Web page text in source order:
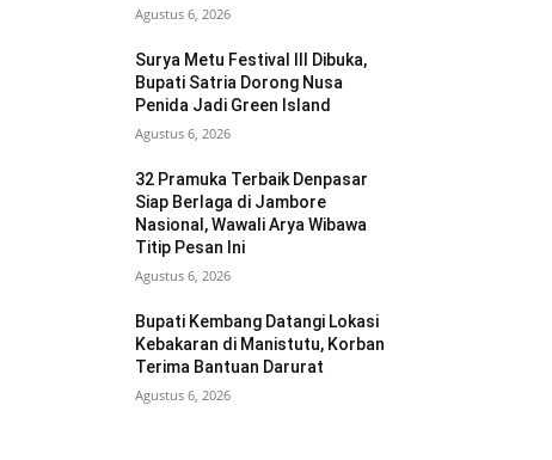
Agustus 6, 2026
Surya Metu Festival III Dibuka,
Bupati Satria Dorong Nusa
Penida Jadi Green Island
Agustus 6, 2026
32 Pramuka Terbaik Denpasar
Siap Berlaga di Jambore
Nasional, Wawali Arya Wibawa
Titip Pesan Ini
Agustus 6, 2026
Bupati Kembang Datangi Lokasi
Kebakaran di Manistutu, Korban
Terima Bantuan Darurat
Agustus 6, 2026